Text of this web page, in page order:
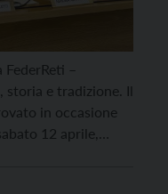
FederReti –
e tradizione. Il
in occasione
12 aprile,